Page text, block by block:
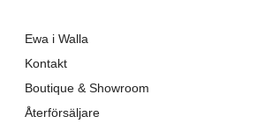
Ewa i Walla
Kontakt
Boutique & Showroom
Återförsäljare